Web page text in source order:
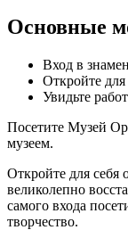
Основные
Вход в
Откройте
Увидьте
Посетите Музей
музеем.
Откройте для
великолепно
самого входа
творчество.